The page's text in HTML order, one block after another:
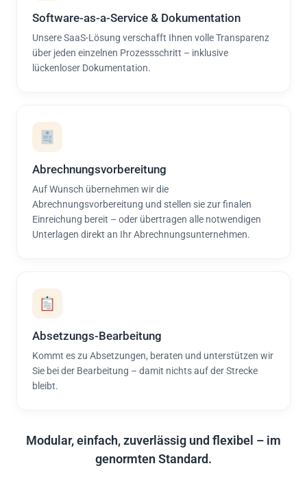
Software-as-a-Service & Dokumentation
Unsere SaaS-Lösung verschafft Ihnen volle Transparenz
über jeden einzelnen Prozessschritt – inklusive
lückenloser Dokumentation.
Abrechnungsvorbereitung
Auf Wunsch übernehmen wir die
Abrechnungsvorbereitung und stellen sie zur finalen
Einreichung bereit – oder übertragen alle notwendigen
Unterlagen direkt an Ihr Abrechnungsunternehmen.
Absetzungs-Bearbeitung
Kommt es zu Absetzungen, beraten und unterstützen wir
Sie bei der Bearbeitung – damit nichts auf der Strecke
bleibt.
Modular, einfach, zuverlässig und flexibel – im
genormten Standard.